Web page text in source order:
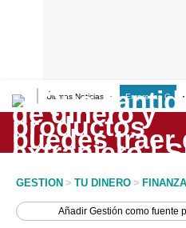
Últimas Noticias Empresas G
Lo último
Peru Quiosco
GESTION > TU DINERO >
AñadirGestión como fuente